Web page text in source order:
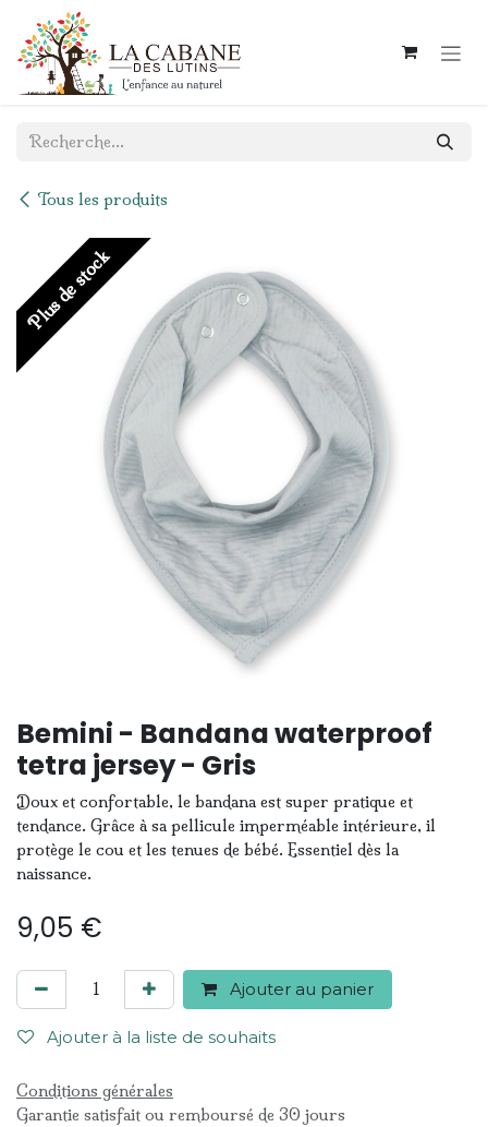
Se rendre au contenu
Tous les produits
Plus de stock
Bemini - Bandana waterproof
tetra jersey - Gris
Doux et confortable, le bandana est super pratique et
tendance. Grâce à sa pellicule imperméable intérieure, il
protège le cou et les tenues de bébé. Essentiel dès la
naissance.
9,05 €
Ajouter au panier
Ajouter à la liste de souhaits
Conditions générales
Garantie satisfait ou remboursé de 30 jours